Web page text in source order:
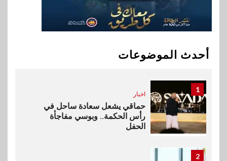
أحدث الموضوعات
سوق وصلة
جهازًا مثاليًا للشباب
1
اخبار
حماقي يشعل سعادة ساحل في
رأس الحكمة.. وبوسي مفاجأة
الحفل
2